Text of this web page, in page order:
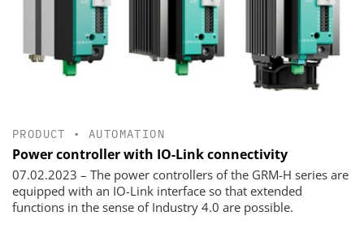
PRODUCT •AUTOMATION
Power controller with IO-Link connectivity
07.02.2023 – The power controllers of the GRM-H series are
equipped with an IO-Link interface so that extended
functions in the sense of Industry 4.0 are possible.